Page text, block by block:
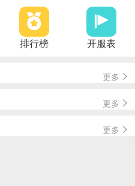
排行榜 开服表
更多
更多
更多